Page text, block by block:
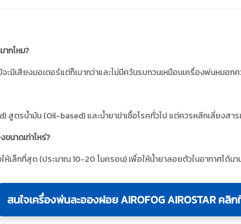
ากไหม?
มีเสียงมอเตอร์แต่ก็เบากว่าและไม่มีควันรบกวนเหมือนเครื่องพ่นหมอก
ตรน้ำมัน (Oil-based) และน้ำยาฆ่าเชื้อโรคทั่วไป แต่ควรหลีกเลี่ยงสา
นาดเท่าไหร่?
ห้เล็กที่สุด (ประมาณ 10-20 ไมครอน) เพื่อให้น้ำยาลอยตัวในอากาศไ
สนใจเครื่องพ่นละอองฝอย AIROFOG AIROSTAR คลิ